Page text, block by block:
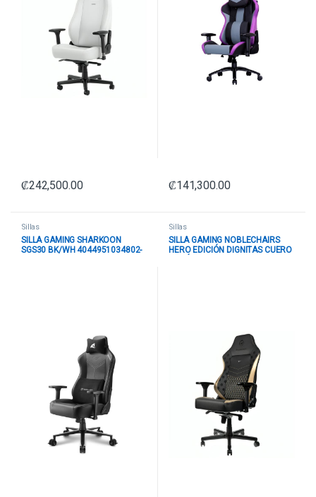
₡242,500.00 ₡141,300.00
Sillas
SILLA GAMING SHARKOON
SGS30 BK/WH 4044951034802-
Sillas
SILLA GAMING NOBLECHAIRS
HERO EDICIÓN DIGNITAS CUERO